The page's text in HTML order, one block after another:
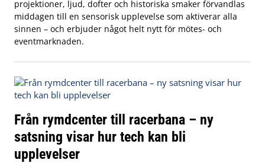
projektioner, ljud, dofter och historiska smaker förvandlas
middagen till en sensorisk upplevelse som aktiverar alla
sinnen – och erbjuder något helt nytt för mötes- och
eventmarknaden.
Från rymdcenter till racerbana – ny
satsning visar hur tech kan bli
upplevelser